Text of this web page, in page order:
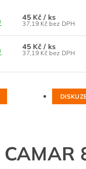
45 Kč/ ks
37,19 Kč bez DPH
45 Kč/ ks
37,19 Kč bez DPH